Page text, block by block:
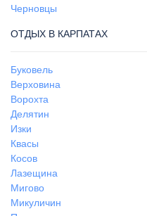
Черновцы
ОТДЫХ В КАРПАТАХ
Буковель
Верховина
Ворохта
Делятин
Изки
Квасы
Косов
Лазещина
Мигово
Микуличин